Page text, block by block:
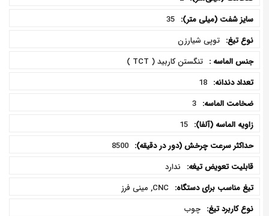
35
توپی شیارزن
تنگستن کاربید ( TCT )
18
15
8500
ندارد
CNC, مینی فرز
چوب